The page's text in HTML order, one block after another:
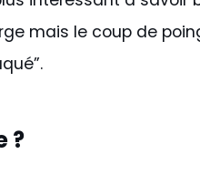
mais le coup de
?